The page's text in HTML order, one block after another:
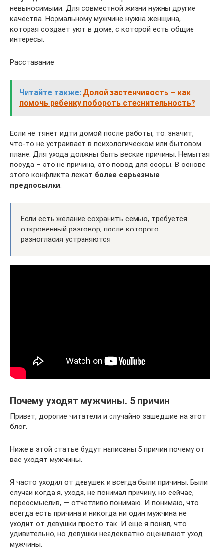
невыносимыми. Для совместной жизни нужны другие
качества. Нормальному мужчине нужна женщина,
которая создает уют в доме, с которой есть общие
интересы.
Расставание
Читайте также: Долой застенчивость – как
помочь ребенку побороть стеснительность?
Если не тянет идти домой после работы, то, значит,
что-то не устраивает в психологическом или бытовом
плане. Для ухода должны быть веские причины. Немытая
посуда – это не причина, это повод для ссоры. В основе
этого конфликта лежат более серьезные
предпосылки
Если есть желание сохранить семью, требуется
откровенный разговор, после которого
разногласия устраняются
Почему уходят мужчины. 5 причин
Привет, дорогие читатели и случайно зашедшие на этот
блог.
Ниже в этой статье будут написаны 5 причин почему от
вас уходят мужчины.
Я часто уходил от девушек и всегда были причины. Были
случаи когда я, уходя, не понимал причину, но сейчас,
переосмыслив, — отчетливо понимаю. И понимаю, что
всегда есть причина и никогда ни один мужчина не
уходит от девушки просто так. И еще я понял, что
удивительно, но девушки неадекватно оценивают уход
мужчины.